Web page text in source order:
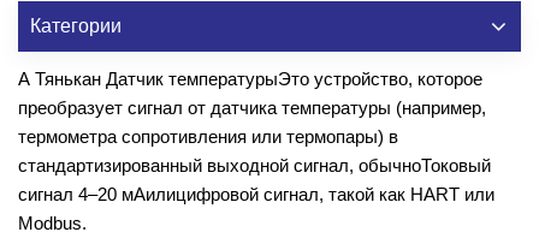
Категории
А Тянькан Датчик температурыЭто устройство, которое
преобразует сигнал от датчика температуры (например,
термометра сопротивления или термопары) в
стандартизированный выходной сигнал, обычноТоковый
сигнал 4–20 мАилицифровой сигнал, такой как HART или
Modbus.